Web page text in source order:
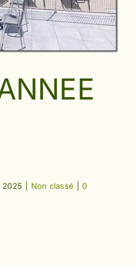
2025 Non classé
0